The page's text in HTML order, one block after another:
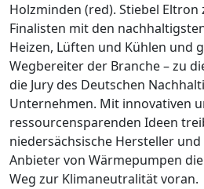
Holzminden (red). Stiebel Eltron
Finalisten mit den
Heizen, Lüften und Kühlen und
Wegbereiter der Branche – zu
die Jury des Deutschen
Unternehmen. Mit innovativen
ressourcensparenden Ideen
niedersächsische Hersteller
Anbieter von Wärmepumpen
Weg zur Klimaneutralität voran.